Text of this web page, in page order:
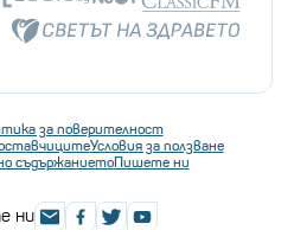
за поверителност
Условия за ползване
съдържаниетоПишете ни
ни